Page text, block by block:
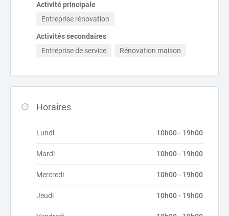
Activité principale
Entreprise rénovation
Activités secondaires
Entreprise de service
Rénovation maison
Horaires
Lundi 10h00 - 19h00
Mardi 10h00 - 19h00
Mercredi 10h00 - 19h00
Jeudi 10h00 - 19h00